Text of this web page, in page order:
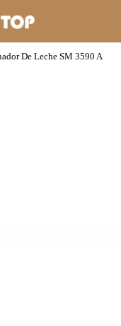
De Leche SM 3590 A